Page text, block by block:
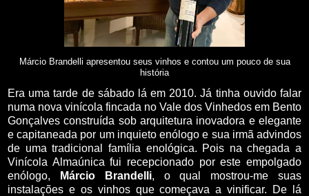
Márcio Brandelli apresentou seus vinhos e contou um pouco de sua
história
Era uma tarde de sábado lá em 2010. Já tinha ouvido falar
numa nova vinícola fincada no Vale dos Vinhedos em Bento
Gonçalves construída sob arquitetura inovadora e elegante
e capitaneada por um inquieto enólogo e sua irmã advindos
de uma tradicional família enológica. Pois na chegada a
Vinícola Almaúnica fui recepcionado por este empolgado
enólogo,
Márcio Brandelli, o qual mostrou-me suas
instalações e os vinhos que começava a vinificar. De lá